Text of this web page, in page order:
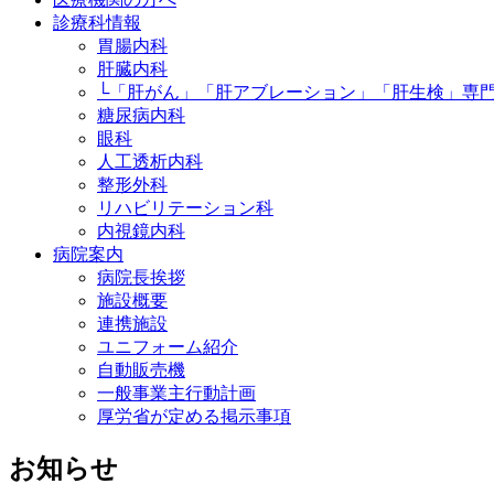
診療科情報
胃腸内科
肝臓内科
└「肝がん」「肝アブレーション」「肝生検」専
糖尿病内科
眼科
人工透析内科
整形外科
リハビリテーション科
内視鏡内科
病院案内
病院長挨拶
施設概要
連携施設
ユニフォーム紹介
自動販売機
一般事業主行動計画
厚労省が定める掲示事項
お知らせ